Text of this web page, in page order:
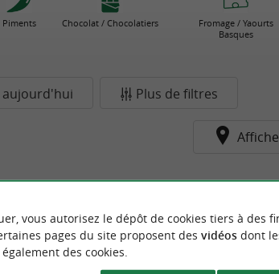
Piments Chocolat / Chocolatiers
Fromage / Yaourts
Basques
aujourd'hui Plus de filtres
vous autorisez le dépôt de cookies tiers à des
pages du site proposent des vidéosdont
des cookies.